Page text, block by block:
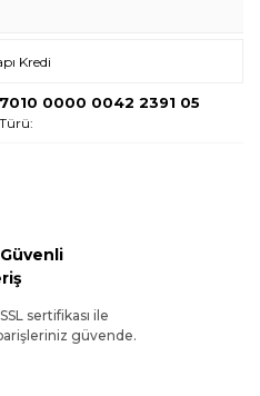
0000 0042 2391 05
sertifikası ile
güvende.